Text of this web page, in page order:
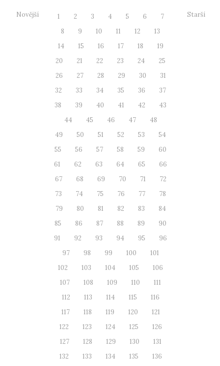
Novější 1 2 3 4 5 6
7
8
9 10 11 12
13
14
15 16 17 18
19
20
21 22 23 24
25
26
27 28 29 30
31
32
33 34 35 36
37
38
39 40 41 42
43
44
45 46 47
48
49
50 51 52 53
54
55
56 57 58 59
60
61
62 63 64 65
66
67
68 69 70 71
72
73
74 75 76 77
78
79
80 81 82 83
84
85
86 87 88 89
90
91
92 93 94 95
96
97
98 99 100
101
102
103 104 105
106
107
108 109 110
111
112
113 114 115
116
117
118 119 120
121
122
123 124 125
126
127
128 129 130
131
132
133 134 135
136
Starší